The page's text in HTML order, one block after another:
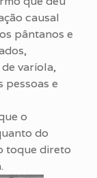
causal
pântanos e
varíola,
pessoas e
o
do
toque direto